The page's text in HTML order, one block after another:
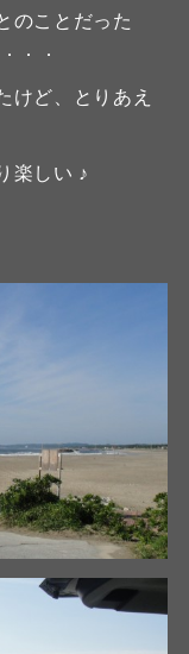
のことだった
．．
けど、とりあえ
楽しい ♪